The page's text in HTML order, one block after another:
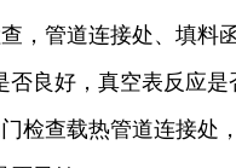
，管道连接处、填料
良好，真空表反应是
检查载热管道连接处